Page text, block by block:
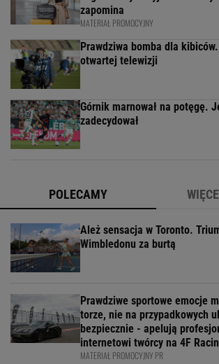
zapomina
MATERIAŁ PROMOCYJNY
Prawdziwa bomba dla
otwartej telewizji
Górnik marnował na potęgę.
zadecydował
POLECAMY
Ależ sensacja w Toronto.
Wimbledonu za burtą
Prawdziwe sportowe emocje
torze, nie na przypadkowych
bezpiecznie - apelują
internetowi twórcy na 4F
MATERIAŁ PROMOCYJNY PR